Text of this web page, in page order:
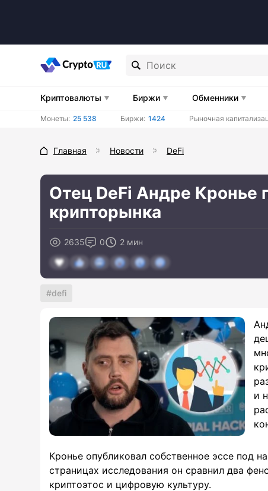
Криптовалюты Биржи Обменники
Монеты: 25 538 Биржи: 1424 Рыночная
Главная Новости DeFi
Отец DeFi Андре Кронье
крипторынка
2635 0 2 мин
defi
и
Кронье опубликовал собственное эссе под
страницах исследования он сравнил два
криптоэтос и цифровую культуру.